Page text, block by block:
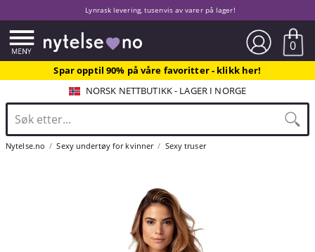
Lynrask levering, tusenvis av varer på lager!
0
Spar opptil 90% på våre favoritter - klikk her!
NORSK NETTBUTIKK - LAGER I NORGE
Nytelse.no Sexy undertøy for kvinner Sexy truser